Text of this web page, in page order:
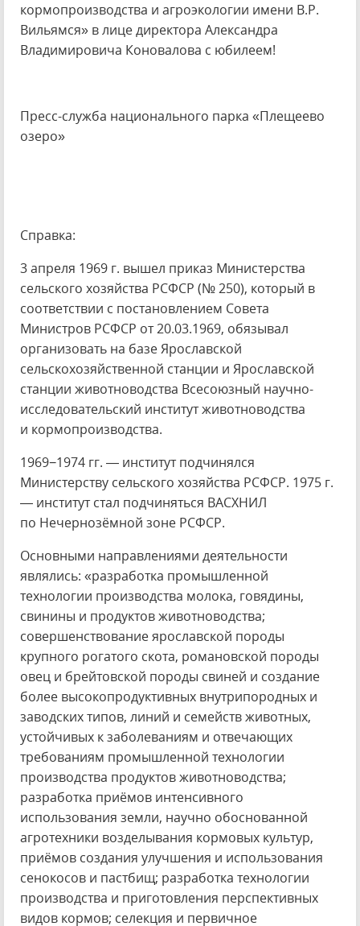
кормопроизводства и агроэкологии имени В.Р.
Вильямся» в лице директора Александра
Владимировича Коновалова с юбилеем!
Пресс-служба национального парка «Плещеево
озеро»
Справка:
3 апреля 1969 г. вышел приказ Министерства
сельского хозяйства РСФСР (№ 250), который в
соответствии с постановлением Совета
Министров РСФСР от 20.03.1969, обязывал
организовать на базе Ярославской
сельскохозяйственной станции и Ярославской
станции животноводства Всесоюзный научно-
исследовательский институт животноводства
и кормопроизводства.
1969−1974 гг. ― институт подчинялся
Министерству сельского хозяйства РСФСР. 1975 г.
― институт стал подчиняться ВАСХНИЛ
по Нечернозёмной зоне РСФСР.
Основными направлениями деятельности
являлись: «разработка промышленной
технологии производства молока, говядины,
свинины и продуктов животноводства;
совершенствование ярославской породы
крупного рогатого скота, романовской породы
овец и брейтовской породы свиней и создание
более высокопродуктивных внутрипородных и
заводских типов, линий и семейств животных,
устойчивых к заболеваниям и отвечающих
требованиям промышленной технологии
производства продуктов животноводства;
разработка приёмов интенсивного
использования земли, научно обоснованной
агротехники возделывания кормовых культур,
приёмов создания улучшения и использования
сенокосов и пастбищ; разработка технологии
производства и приготовления перспективных
видов кормов; селекция и первичное